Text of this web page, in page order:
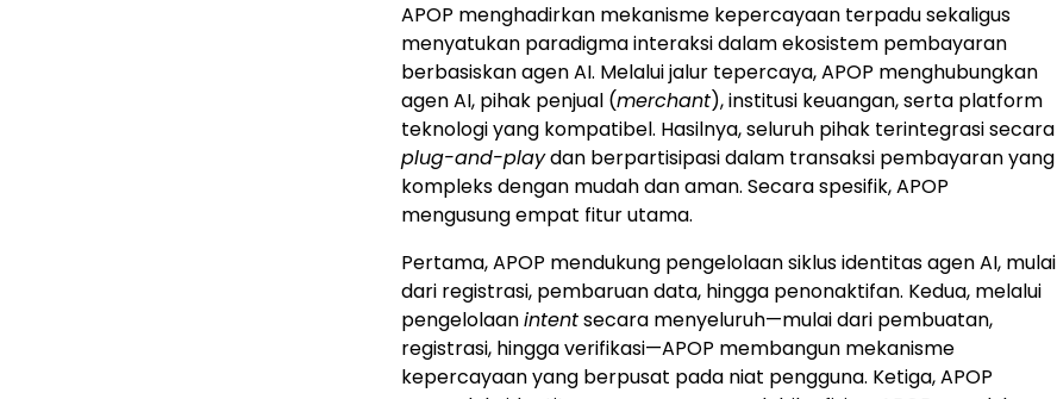
APOP menghadirkan mekanisme kepercayaan terpadu sekaligus
menyatukan paradigma interaksi dalam ekosistem pembayaran
berbasiskan agen AI. Melalui jalur tepercaya, APOP menghubungkan
agen AI, pihak penjual (merchant), institusi keuangan, serta platform
teknologi yang kompatibel. Hasilnya, seluruh pihak terintegrasi secara
plug-and-playdan berpartisipasi dalam transaksi pembayaran yang
kompleks dengan mudah dan aman. Secara spesifik, APOP
mengusung empat fitur utama.
Pertama, APOP mendukung pengelolaan siklus identitas agen AI, mulai
dari registrasi, pembaruan data, hingga penonaktifan. Kedua, melalui
pengelolaanintentsecara menyeluruh—mulai dari pembuatan,
registrasi, hingga verifikasi—APOP membangun mekanisme
kepercayaan yang berpusat pada niat pengguna. Ketiga, APOP